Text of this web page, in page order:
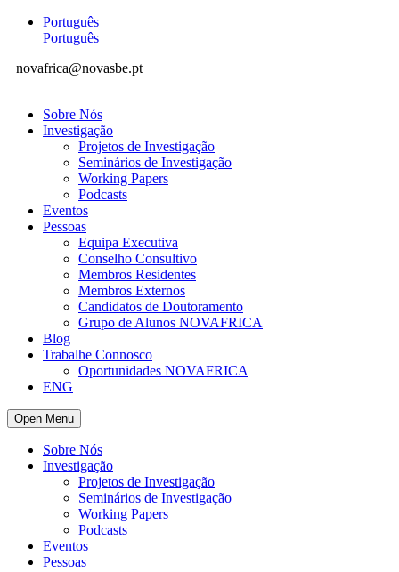
Português
Português
novafrica@novasbe.pt
Sobre Nós
Investigação
Projetos de Investigação
Seminários de Investigação
Working Papers
Podcasts
Eventos
Pessoas
Equipa Executiva
Conselho Consultivo
Membros Residentes
Membros Externos
Candidatos de Doutoramento
Grupo de Alunos NOVAFRICA
Blog
Trabalhe Connosco
Oportunidades NOVAFRICA
ENG
Open Menu
Sobre Nós
Investigação
Projetos de Investigação
Seminários de Investigação
Working Papers
Podcasts
Eventos
Pessoas